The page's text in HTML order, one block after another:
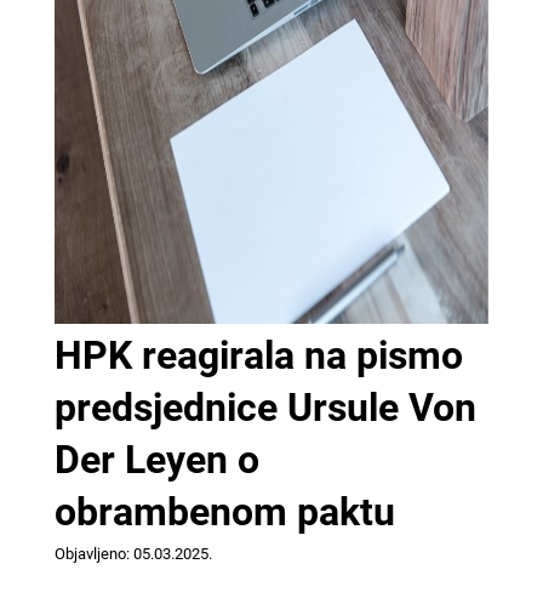
HPK reagirala na pismo
predsjednice Ursule Von
Der Leyen o
obrambenom paktu
Objavljeno: 05.03.2025.